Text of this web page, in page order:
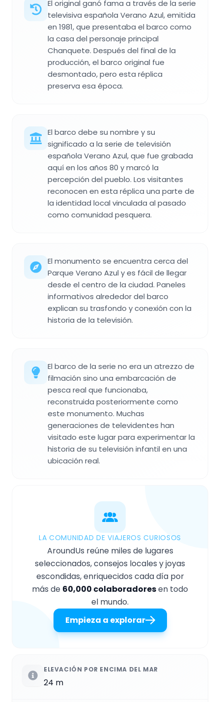
El original ganó fama a través de la serie
televisiva española Verano Azul, emitida
en 1981, que presentaba el barco como
la casa del personaje principal
Chanquete. Después del final de la
producción, el barco original fue
desmontado, pero esta réplica
preserva esa época.
El barco debe su nombre y su
significado a la serie de televisión
española Verano Azul, que fue grabada
aquí en los años 80 y marcó la
percepción del pueblo. Los visitantes
reconocen en esta réplica una parte de
la identidad local vinculada al pasado
como comunidad pesquera.
El monumento se encuentra cerca del
Parque Verano Azul y es fácil de llegar
desde el centro de la ciudad. Paneles
informativos alrededor del barco
explican su trasfondo y conexión con la
historia de la televisión.
El barco de la serie no era un atrezzo de
filmación sino una embarcación de
pesca real que funcionaba,
reconstruida posteriormente como
este monumento. Muchas
generaciones de televidentes han
visitado este lugar para experimentar la
historia de su televisión infantil en una
ubicación real.
LA COMUNIDAD DE VIAJEROS CURIOSOS
AroundUs reúne miles de lugares
seleccionados, consejos locales y joyas
escondidas, enriquecidos cada día por
más de 60,000 colaboradoresen todo
el mundo.
Empieza a explorar
ELEVACIÓN POR ENCIMA DEL MAR
24 m